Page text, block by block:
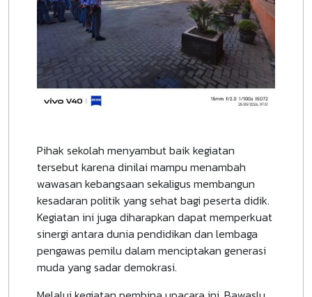
Pihak sekolah menyambut baik kegiatan
tersebut karena dinilai mampu menambah
wawasan kebangsaan sekaligus membangun
kesadaran politik yang sehat bagi peserta didik.
Kegiatan ini juga diharapkan dapat memperkuat
sinergi antara dunia pendidikan dan lembaga
pengawas pemilu dalam menciptakan generasi
muda yang sadar demokrasi.